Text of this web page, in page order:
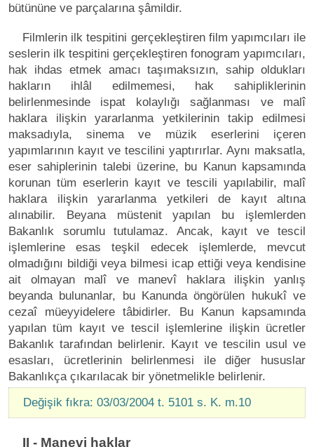
bütününe ve parçalarına şâmildir.
Filmlerin ilk tespitini gerçekleştiren film yapımcıları ile
seslerin ilk tespitini gerçekleştiren fonogram yapımcıları,
hak ihdas etmek amacı taşımaksızın, sahip oldukları
hakların ihlâl edilmemesi, hak sahipliklerinin
belirlenmesinde ispat kolaylığı sağlanması ve malî
haklara ilişkin yararlanma yetkilerinin takip edilmesi
maksadıyla, sinema ve müzik eserlerini içeren
yapımlarının kayıt ve tescilini yaptırırlar. Aynı maksatla,
eser sahiplerinin talebi üzerine, bu Kanun kapsamında
korunan tüm eserlerin kayıt ve tescili yapılabilir, malî
haklara ilişkin yararlanma yetkileri de kayıt altına
alınabilir. Beyana müstenit yapılan bu işlemlerden
Bakanlık sorumlu tutulamaz. Ancak, kayıt ve tescil
işlemlerine esas teşkil edecek işlemlerde, mevcut
olmadığını bildiği veya bilmesi icap ettiği veya kendisine
ait olmayan malî ve manevî haklara ilişkin yanlış
beyanda bulunanlar, bu Kanunda öngörülen hukukî ve
cezaî müeyyidelere tâbidirler. Bu Kanun kapsamında
yapılan tüm kayıt ve tescil işlemlerine ilişkin ücretler
Bakanlık tarafından belirlenir. Kayıt ve tescilin usul ve
esasları, ücretlerinin belirlenmesi ile diğer hususlar
Bakanlıkça çıkarılacak bir yönetmelikle belirlenir.
Değişik fıkra: 03/03/2004 t. 5101 s. K. m.10
II - Manevi haklar